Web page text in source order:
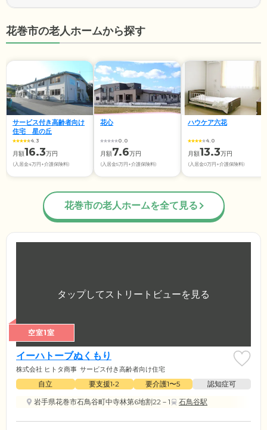
花巻市の老人ホームから探す
サービス付き高齢者向け
住宅 星の丘
4.3
月額16.3万円
(入居金4万円+介護保険料)
花心
0.0
月額7.6万円
(入居金5万円+介護保険料)
ハウケア六花
4.0
月額13.3万円
(入居金0万円+介護保険料)
花巻市の老人ホームを全て見る
空室1室
イーハトーブぬくもり
株式会社 ヒトタ商事 サービス付き高齢者向け住宅
自立 要支援1•2 要介護1〜5
認知症可
岩手県花巻市石鳥谷町中寺林第6地割22－1
石鳥谷駅